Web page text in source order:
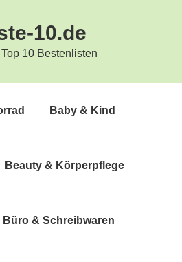
10.de
10 Bestenlisten
Baby & Kind
Beau­ty & Körperpflege
Büro & Schreibwaren